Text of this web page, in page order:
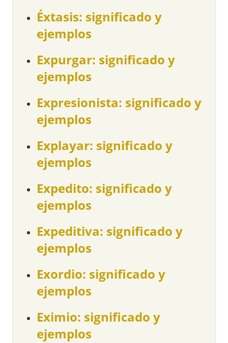
Éxtasis: significado y
ejemplos
Expurgar: significado y
ejemplos
Expresionista: significado y
ejemplos
Explayar: significado y
ejemplos
Expedito: significado y
ejemplos
Expeditiva: significado y
ejemplos
Exordio: significado y
ejemplos
Eximio: significado y
ejemplos